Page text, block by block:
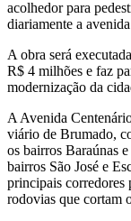
acolhedor para
diariamente a
A obra será
R$ 4 milhões e faz
modernização da
A Avenida
viário de Brumado,
os bairros Baraúnas
bairros São José e
principais corredores
rodovias que cortam